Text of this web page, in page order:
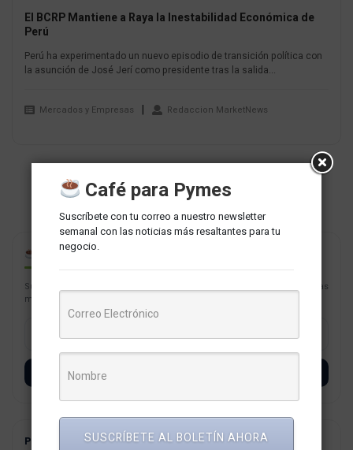
El BCRP Mantiene a Raya la Inestabilidad Económica de
Perú
Perú ha experimentado un nuevo episodio de transición política con
la asunción de José Jerí como presidente tras la salida...
Mercados y Empresas Redaccion MarketNews
CAFÉ PARA PYMES
Suscríbete con tu correo a nuestro newsletter semanal con las noticias
más resaltantes para tu negocio.
POSTS RELACIONADOS
Café para Pymes
Suscríbete con tu correo a nuestro newsletter
semanal con las noticias más resaltantes para tu
negocio.
SUSCRÍBETE AL BOLETÍN AHORA